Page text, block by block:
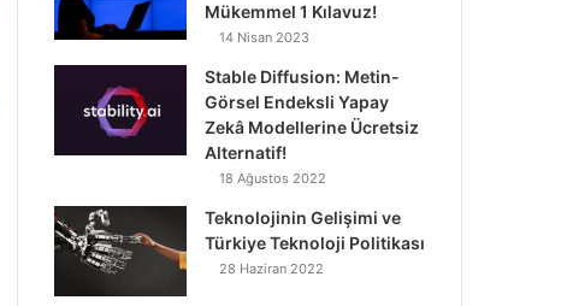
Mükemmel 1 Kılavuz!
14 Nisan 2023
Stable Diffusion: Metin-
Görsel Endeksli Yapay
Zekâ Modellerine Ücretsiz
Alternatif!
18 Ağustos 2022
Teknolojinin Gelişimi ve
Türkiye Teknoloji Politikası
28 Haziran 2022